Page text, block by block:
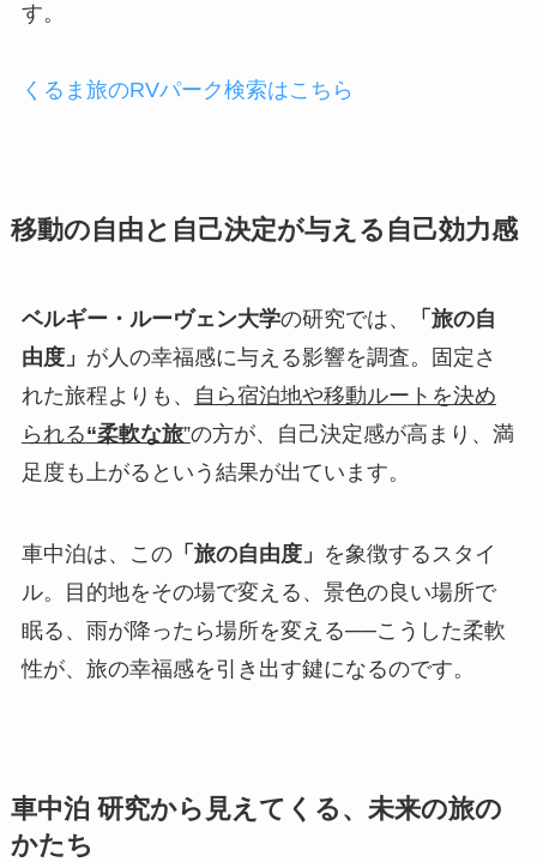
す。
くるま旅のRVパーク検索はこちら
移動の自由と自己決定が与える自己効力感
ベルギー・ルーヴェン大学の研究では、
「旅の自
由度」 が人の幸福感に与える影響を調査。固定さ
れた旅程よりも、
自ら宿泊地や移動ルートを決め
られる“柔軟な旅”の方が、自己決定感が高まり、満
足度も上がるという結果が出ています。
車中泊は、この「旅の自由度」 を象徴するスタイ
ル。目的地をその場で変える、景色の良い場所で
眠る、雨が降ったら場所を変える──こうした柔軟
性が、旅の幸福感を引き出す鍵になるのです。
車中泊 研究から見えてくる、未来の旅の
かたち